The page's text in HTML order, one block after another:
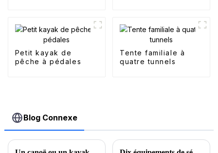
Petit kayak de
pêche à pédales
Tente familiale à
quatre tunnels
Blog Connexe